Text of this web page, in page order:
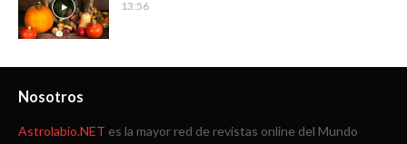
13:56
Nosotros
Astrolabio.NET es la mayor red de revistas online del Mundo